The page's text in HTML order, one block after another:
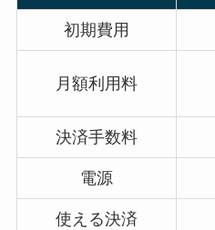
初期費用
月額利用料
決済手数料
電源
使える決済